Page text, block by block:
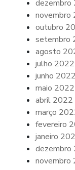
dezembro
novembro
outubro
setembro
agosto
julho 2022
junho 2022
maio 2022
abril 2022
março
fevereiro
janeiro
dezembro
novembro